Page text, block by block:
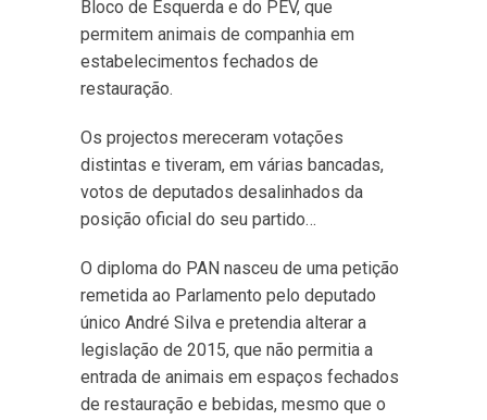
Bloco de Esquerda e do PEV, que
permitem animais de companhia em
estabelecimentos fechados de
restauração.
Os projectos mereceram votações
distintas e tiveram, em várias bancadas,
votos de deputados desalinhados da
posição oficial do seu partido…
O diploma do PAN nasceu de uma petição
remetida ao Parlamento pelo deputado
único André Silva e pretendia alterar a
legislação de 2015, que não permitia a
entrada de animais em espaços fechados
de restauração e bebidas, mesmo que o